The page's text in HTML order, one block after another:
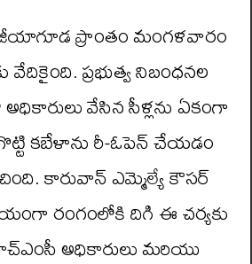
ప్రాంతం మంగళవారం
వేదికైంది. ప్రభుత్వ నిబంధనల
వేసిన సీళ్లను ఏకంగా
కబేళాను రీ-ఓపెన్ చేయడం
కారువాన్ ఎమ్మెల్యే కౌసర్
రంగంలోకి దిగి ఈ చర్యకు
అధికారులు మరియు